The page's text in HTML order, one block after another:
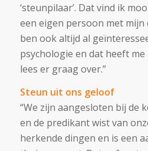
‘steunpilaar’. Dat vind ik
een eigen persoon met
ben ook altijd al
psychologie en dat heeft
lees er graag over.”
Steun uit ons geloof
“We zijn aangesloten bij de
en de predikant wist van
herkende dingen en is een